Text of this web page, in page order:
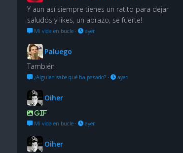
Y aun así siempre tienes un ratito para dejar
saludos y likes, un abrazo, se fuerte!
Mi vida en bucle · ayer
Paluego
También
¿Alguien sabe qué ha pasado? · ayer
Oiher
GIF
Mi vida en bucle · ayer
Oiher